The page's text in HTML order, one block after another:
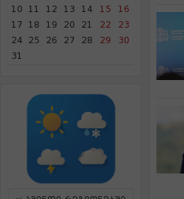
10
11 12 13 14 15
16
17
18 19 20 21 22
23
24
25 26 27 28 29
30
31